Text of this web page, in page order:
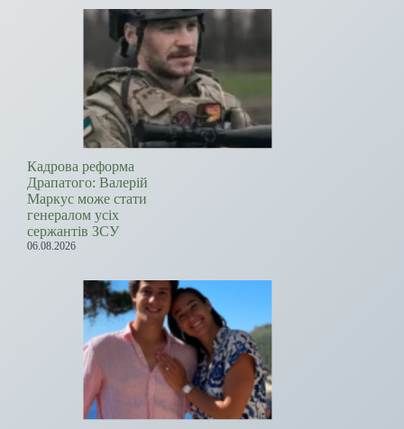
Кадрова реформа
Драпатого: Валерій
Маркус може стати
генералом усіх
сержантів ЗСУ
06.08.2026